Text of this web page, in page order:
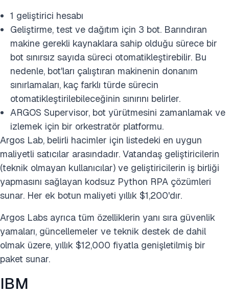
1 geliştirici hesabı
Geliştirme, test ve dağıtım için 3 bot. Barındıran
makine gerekli kaynaklara sahip olduğu sürece bir
bot sınırsız sayıda süreci otomatikleştirebilir. Bu
nedenle, bot'ları çalıştıran makinenin donanım
sınırlamaları, kaç farklı türde sürecin
otomatikleştirilebileceğinin sınırını belirler.
ARGOS Supervisor, bot yürütmesini zamanlamak ve
izlemek için bir orkestratör platformu.
Argos Lab, belirli hacimler için listedeki en uygun
maliyetli satıcılar arasındadır. Vatandaş geliştiricilerin
(teknik olmayan kullanıcılar) ve geliştiricilerin iş birliği
yapmasını sağlayan kodsuz Python RPA çözümleri
sunar. Her ek botun maliyeti yıllık $1,200'dır.
Argos Labs ayrıca tüm özelliklerin yanı sıra güvenlik
yamaları, güncellemeler ve teknik destek de dahil
olmak üzere, yıllık $12,000 fiyatla genişletilmiş bir
paket sunar.
IBM